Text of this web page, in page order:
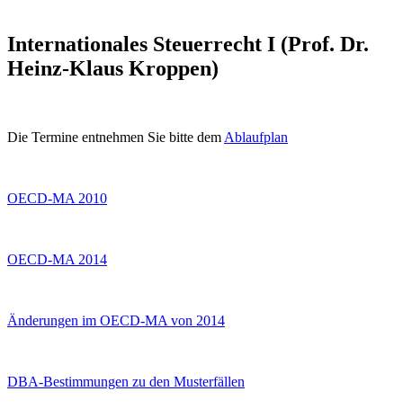
Internationales Steuerrecht I (Prof. Dr.
Heinz-Klaus Kroppen)
Die Termine entnehmen Sie bitte dem Ablaufplan
OECD-MA 2010
OECD-MA 2014
Änderungen im OECD-MA von 2014
DBA-Bestimmungen zu den Musterfällen